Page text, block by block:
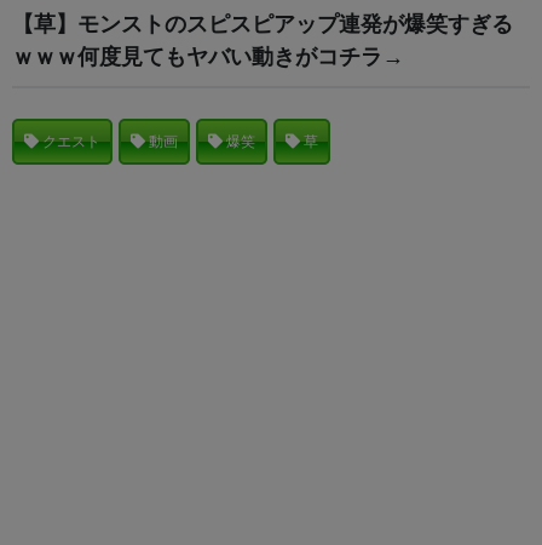
【草】モンストのスピスピアップ連発が爆笑すぎる
ｗｗｗ何度見てもヤバい動きがコチラ→
クエスト 動画 爆笑 草